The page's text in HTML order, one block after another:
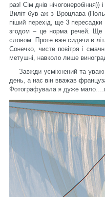
раз! Сім днів
Виліт був аж з Вроцлава
піший перехід, ще 3 пересадки
згодом – це норма речей. Ще й
словом. Проте вже сидячи в
Сонечко, чисте повітря і
метушні, навколо лише
Завжди усміхнений та
день, а нас він вважав
Фотографувала я дуже